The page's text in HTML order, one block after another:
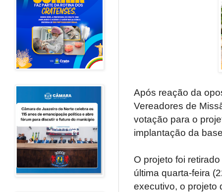
Após reação da
Vereadores de
votação para o
implantação da
O projeto foi
última quarta-feira
executivo, o projeto